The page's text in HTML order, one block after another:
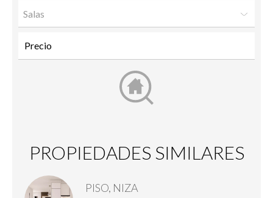
Salas
PROPIEDADES SIMILARES
PISO, NIZA